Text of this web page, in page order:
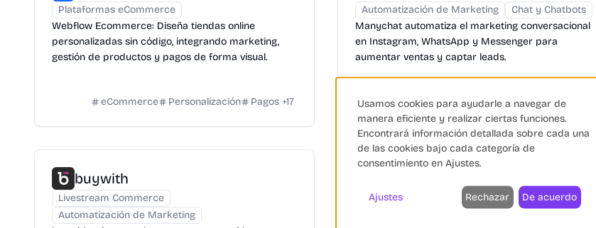
Plataformas eCommerce
Webflow Ecommerce: Diseña tiendas online
personalizadas sin código, integrando marketing,
gestión de productos y pagos de forma visual.
eCommerce Personalización Pagos +17
Automatización de Marketing
Chat y Chatbots
Manychat automatiza el marketing conversacional
en Instagram, WhatsApp y Messenger para
aumentar ventas y captar leads.
+8
buywith
Livestream Commerce
Automatización de Marketing
Automatización de Marketing
Chat y Chatbots
Usamos cookies para ayudarle a navegar de
manera eficiente y realizar ciertas funciones.
Encontrará información detallada sobre cada una
de las cookies bajo cada categoría de
consentimiento en Ajustes.
Ajustes Rechazar De acuerdo